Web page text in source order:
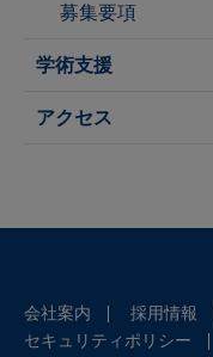
募集要項
学術支援
アクセス
会社案内 採用情報
セキュリティポリシー